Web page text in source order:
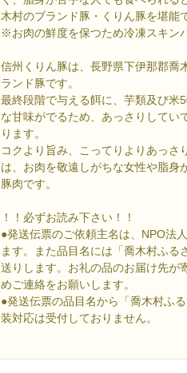
木村のブランド豚・くりん豚を堪能
※お肉の鮮度を保つため冷凍スキン
信州くりん豚は、長野県下伊那郡喬
ランド豚です。
最終段階で与える餌に、芋類及び米
な甘味がでるため、あっさりしてい
ります。
コクより旨み、こってりよりあっさ
は、お肉を敬遠しがちな女性や脂身
豚肉です。
！！必ずお読み下さい！！
●発送伝票のご依頼主名は、NPO法
ます。また品目名には「喬木村ふる
送りします。お礼の品のお届け先が
めご連絡をお願いします。
●発送伝票の品目名から「喬木村ふ
装対応は受付しておりません。